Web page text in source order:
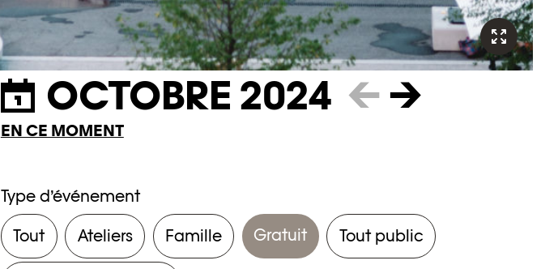
OCTOBRE 2024 ← →
EN CE MOMENT
Type d’événement
Tout Ateliers Famille Gratuit Tout public